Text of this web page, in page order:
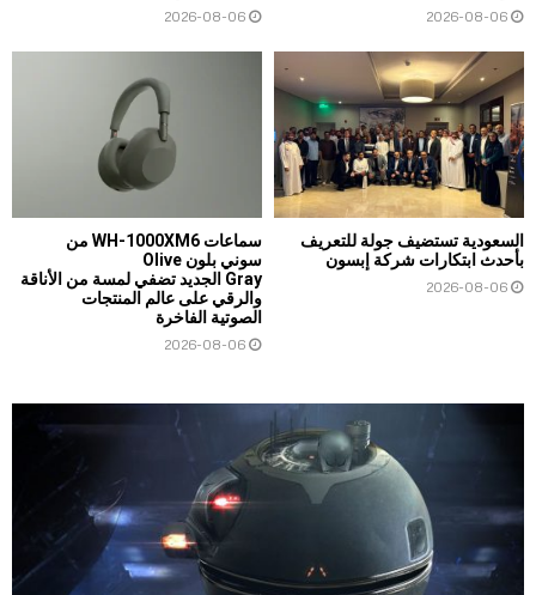
2026-08-06
2026-08-06
السعودية تستضيف جولة للتعريف
بأحدث ابتكارات شركة إبسون
2026-08-06
سماعات WH-1000XM6 من
سوني بلون Olive
Gray الجديد تضفي لمسة من الأناقة
والرقي على عالم المنتجات
الصوتية الفاخرة
2026-08-06